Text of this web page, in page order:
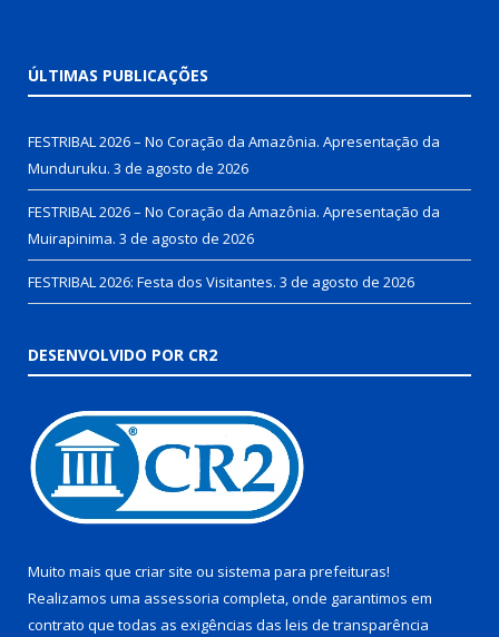
ÚLTIMAS PUBLICAÇÕES
FESTRIBAL 2026 – No Coração da Amazônia. Apresentação da
Munduruku. 3 de agosto de 2026
FESTRIBAL 2026 – No Coração da Amazônia. Apresentação da
Muirapinima. 3 de agosto de 2026
FESTRIBAL 2026: Festa dos Visitantes. 3 de agosto de 2026
DESENVOLVIDO POR CR2
Muito mais que criar site ou sistema para prefeituras!
Realizamos uma assessoria completa, onde garantimos em
contrato que todas as exigências das leis de transparência